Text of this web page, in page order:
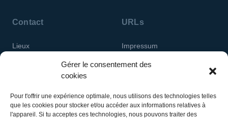
Gérer le consentement des
cookies
Pour t'offrir une expérience optimale, nous utilisons des technologies telles
que les cookies pour stocker et/ou accéder aux informations relatives à
l'appareil. Si tu acceptes ces technologies, nous pouvons traiter des
Contact
Lieux
URLs
Impressum
Protection des données